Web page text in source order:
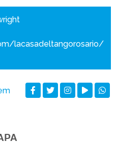
lacasadeltangorosario/